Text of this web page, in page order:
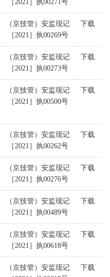
［2021］执00271号
（京技管）安监现记
［2021］执00269号
下载
（京技管）安监现记
［2021］执00273号
下载
（京技管）安监现记
［2021］执00500号
下载
（京技管）安监现记
［2021］执00262号
下载
（京技管）安监现记
［2021］执00276号
下载
（京技管）安监现记
［2021］执00489号
下载
（京技管）安监现记
［2021］执00618号
下载
（京技管）安监现记
下载